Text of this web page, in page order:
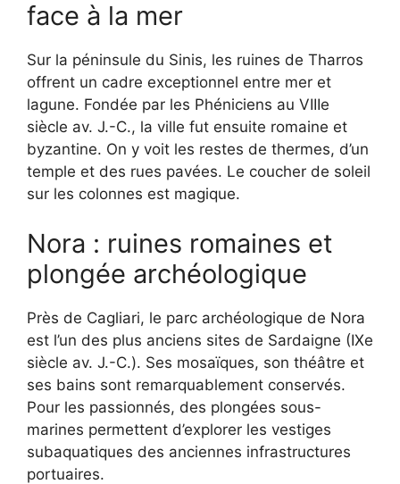
face à la mer
Sur la péninsule du Sinis, les ruines de Tharros
offrent un cadre exceptionnel entre mer et
lagune. Fondée par les Phéniciens au VIIIe
siècle av. J.-C., la ville fut ensuite romaine et
byzantine. On y voit les restes de thermes, d’un
temple et des rues pavées. Le coucher de soleil
sur les colonnes est magique.
Nora : ruines romaines et
plongée archéologique
Près de Cagliari, le parc archéologique de Nora
est l’un des plus anciens sites de Sardaigne (IXe
siècle av. J.-C.). Ses mosaïques, son théâtre et
ses bains sont remarquablement conservés.
Pour les passionnés, des plongées sous-
marines permettent d’explorer les vestiges
subaquatiques des anciennes infrastructures
portuaires.